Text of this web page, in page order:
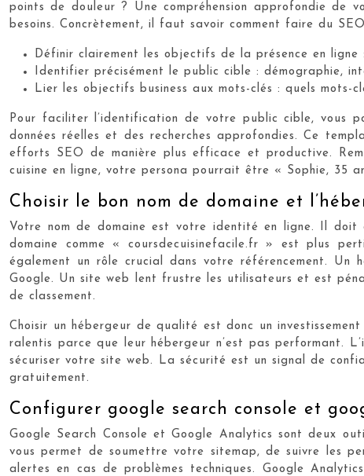
points de douleur ? Une compréhension approfondie de
besoins. Concrètement, il faut savoir comment faire du SEO
Définir clairement les objectifs de la présence en
Identifier précisément le public cible : démographie,
Lier les objectifs business aux mots-clés : quels
Pour faciliter l’identification de votre public cible, vous
données réelles et des recherches approfondies. Ce
efforts SEO de manière plus efficace et productive.
cuisine en ligne, votre persona pourrait être « Sophie, 35
Choisir le bon nom de domaine et
Votre nom de domaine est votre identité en ligne. Il
domaine comme « coursdecuisinefacile.fr » est plus
également un rôle crucial dans votre référencement.
Google. Un site web lent frustre les utilisateurs et est
de classement.
Choisir un hébergeur de qualité est donc un
ralentis parce que leur hébergeur n’est pas performant.
sécuriser votre site web. La sécurité est un signal de
gratuitement.
Configurer google search console et
Google Search Console et Google Analytics sont deux
vous permet de soumettre votre sitemap, de suivre les
alertes en cas de problèmes techniques. Google